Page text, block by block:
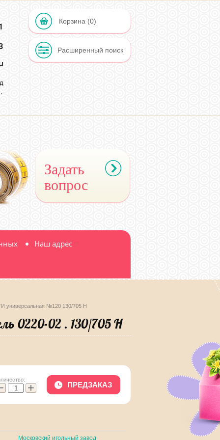
Корзина (0)
Расширенный поиск
Задать
вопрос
Наш адрес
универсальная №120 130/705 Н
0220-02 . 130/705 Н
+ ПРЕДЗАКАЗ
Московский игольный завод